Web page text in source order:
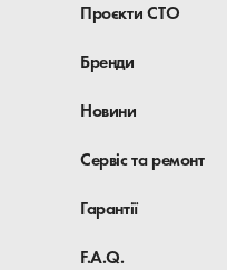
Проєкти СТО
Бренди
Новини
Сервіс та ремонт
Гарантії
F.A.Q.